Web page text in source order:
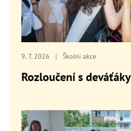
9. 7. 2026 | Školní akce
Rozloučení s deváťáky